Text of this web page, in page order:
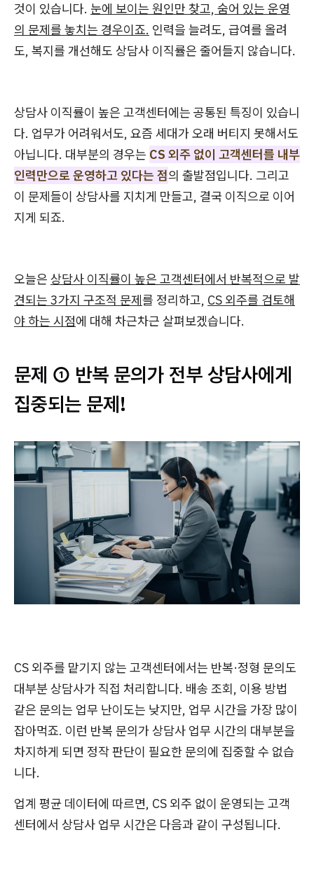
것이 있습니다. 눈에 보이는 원인만 찾고, 숨어 있는 운영
의 문제를 놓치는 경우이죠. 인력을 늘려도, 급여를 올려
도, 복지를 개선해도 상담사 이직률은 줄어들지 않습니다.
상담사 이직률이 높은 고객센터에는 공통된 특징이 있습니
다. 업무가 어려워서도, 요즘 세대가 오래 버티지 못해서도
아닙니다. 대부분의 경우는 CS 외주 없이 고객센터를 내부
인력만으로 운영하고 있다는 점의 출발점입니다. 그리고
이 문제들이 상담사를 지치게 만들고, 결국 이직으로 이어
지게 되죠.
오늘은 상담사 이직률이 높은 고객센터에서 반복적으로 발
견되는 3가지 구조적 문제를 정리하고, CS 외주를 검토해
야 하는 시점에 대해 차근차근 살펴보겠습니다.
문제 ① 반복 문의가 전부 상담사에게
집중되는 문제!
CS 외주를 맡기지 않는 고객센터에서는 반복·정형 문의도
대부분 상담사가 직접 처리합니다. 배송 조회, 이용 방법
같은 문의는 업무 난이도는 낮지만, 업무 시간을 가장 많이
잡아먹죠. 이런 반복 문의가 상담사 업무 시간의 대부분을
차지하게 되면 정작 판단이 필요한 문의에 집중할 수 없습
니다.
업계 평균 데이터에 따르면, CS 외주 없이 운영되는 고객
센터에서 상담사 업무 시간은 다음과 같이 구성됩니다.